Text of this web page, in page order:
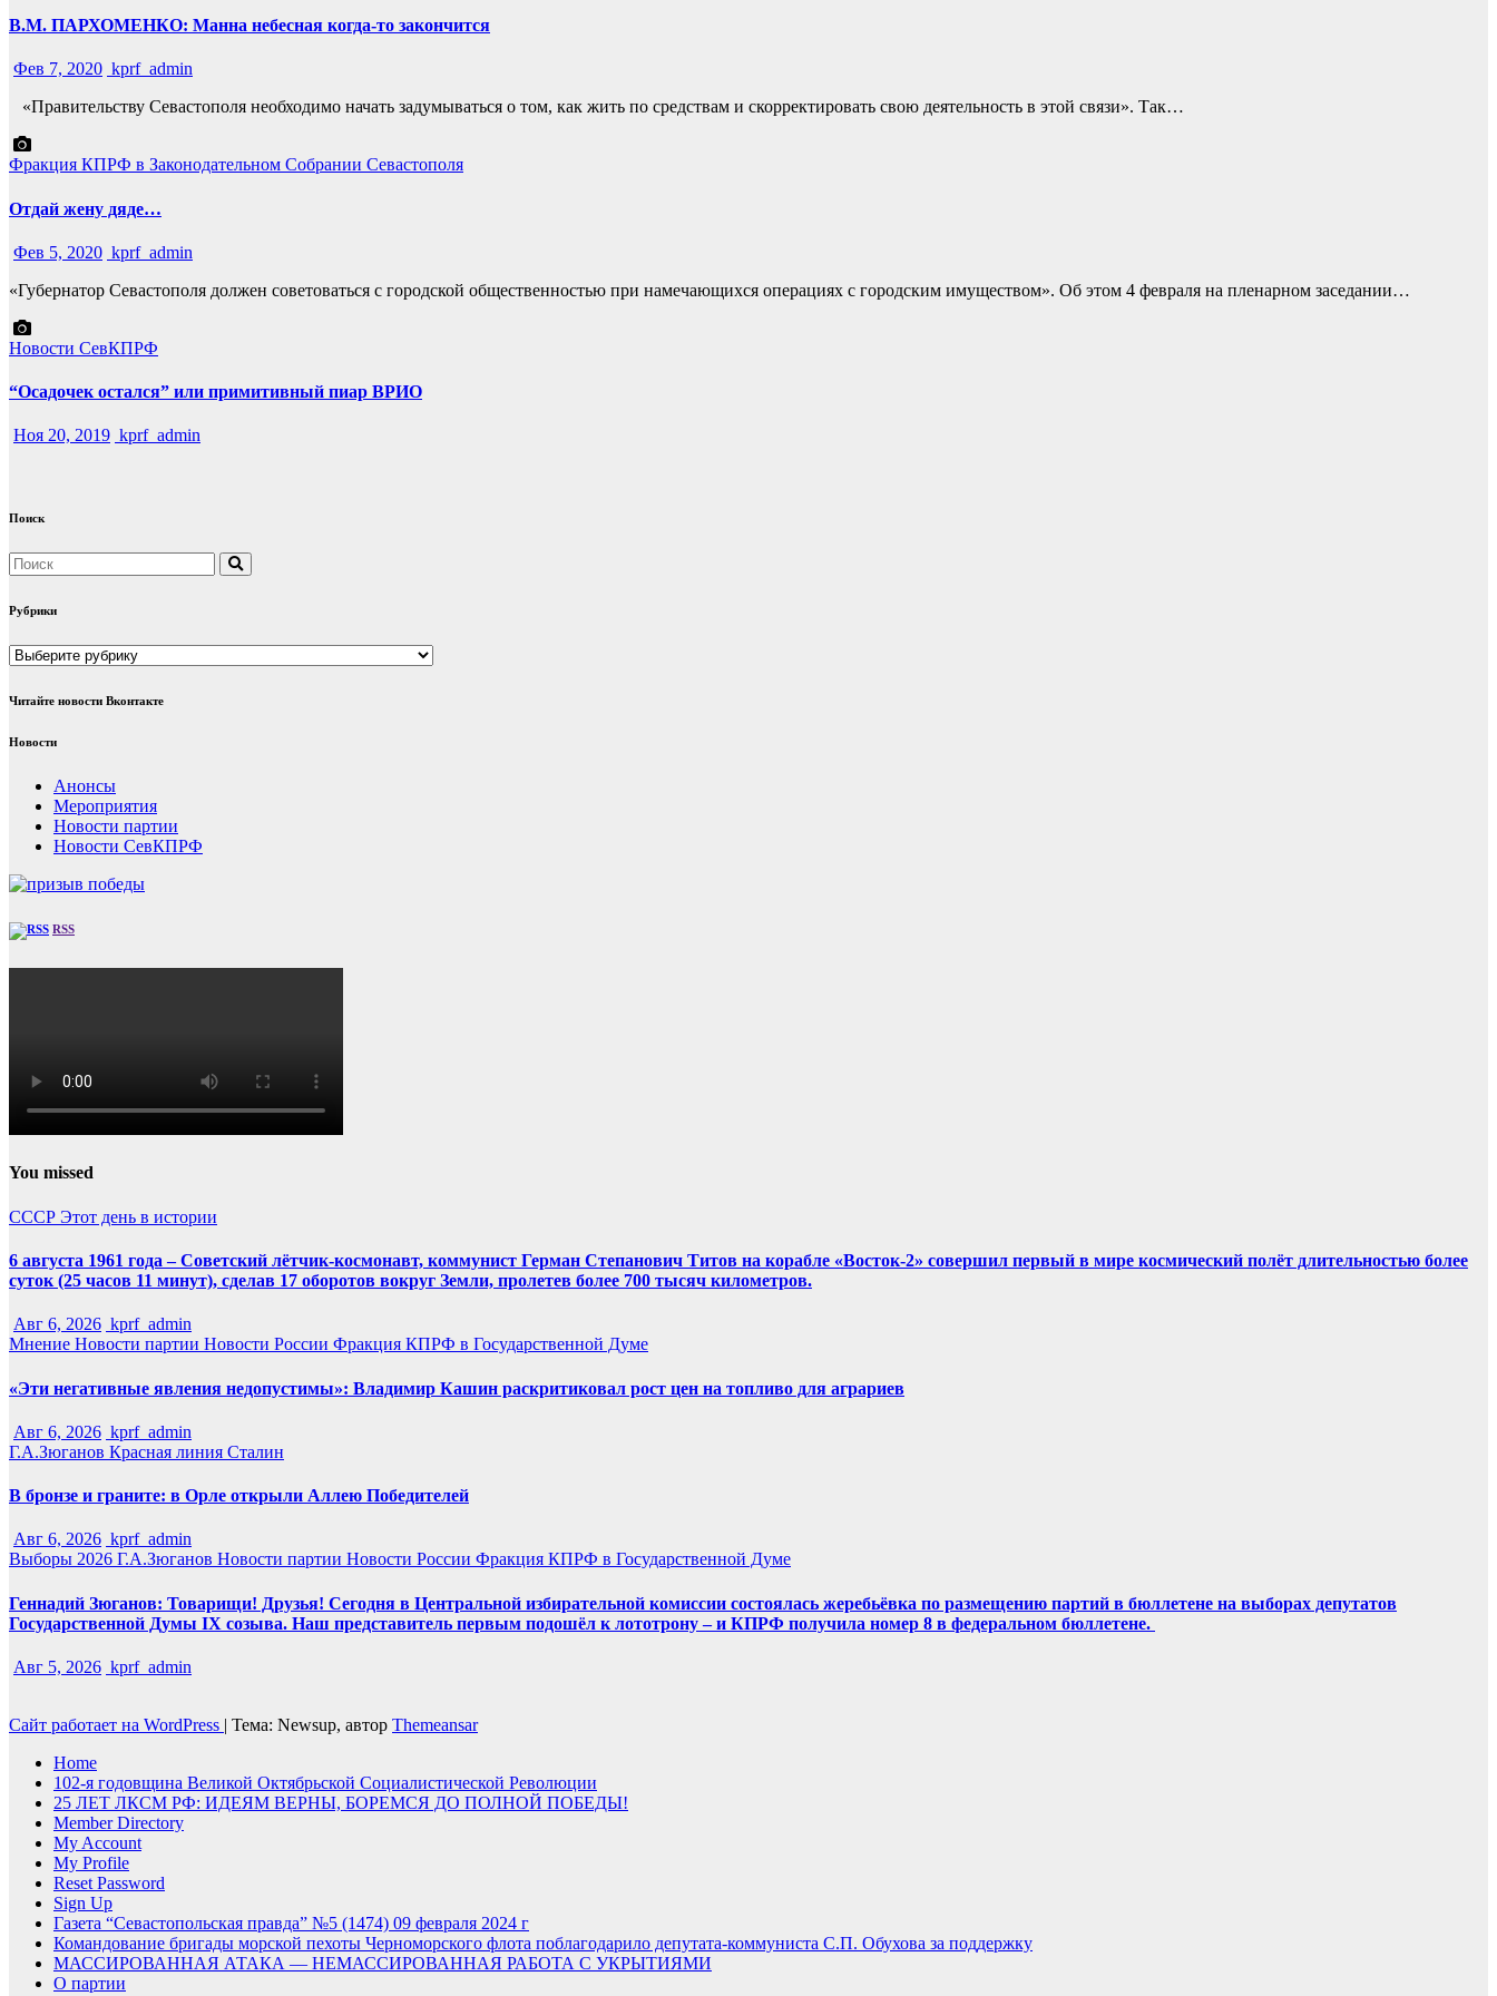
В.М. ПАРХОМЕНКО: Манна небесная когда-то закончится
Фев 7, 2020 kprf_admin
«Правительству Севастополя необходимо начать задумываться о том, как жить по средствам и скорректировать свою деятельность в этой связи». Так…
Фракция КПРФ в Законодательном Собрании Севастополя
Отдай жену дяде…
Фев 5, 2020 kprf_admin
«Губернатор Севастополя должен советоваться с городской общественностью при намечающихся операциях с городским имуществом». Об этом 4 февраля на пленарном заседании…
Новости СевКПРФ
“Осадочек остался” или примитивный пиар ВРИО
Ноя 20, 2019 kprf_admin
Поиск
Рубрики
Рубрики
Читайте новости Вконтакте
Новости
Анонсы
Мероприятия
Новости партии
Новости СевКПРФ
RSS
You missed
СССР Этот день в истории
6 августа 1961 года – Советский лётчик-космонавт, коммунист Герман Степанович Титов на корабле «Восток-2» совершил первый в мире космический полёт длительностью более
суток (25 часов 11 минут), сделав 17 оборотов вокруг Земли, пролетев более 700 тысяч километров.
Авг 6, 2026 kprf_admin
Мнение Новости партии Новости России Фракция КПРФ в Государственной Думе
«Эти негативные явления недопустимы»: Владимир Кашин раскритиковал рост цен на топливо для аграриев
Авг 6, 2026 kprf_admin
Г.А.Зюганов Красная линия Сталин
В бронзе и граните: в Орле открыли Аллею Победителей
Авг 6, 2026 kprf_admin
Выборы 2026 Г.А.Зюганов Новости партии Новости России Фракция КПРФ в Государственной Думе
Геннадий Зюганов: Товарищи! Друзья! Сегодня в Центральной избирательной комиссии состоялась жеребьёвка по размещению партий в бюллетене на выборах депутатов
Государственной Думы IX созыва. Наш представитель первым подошёл к лототрону – и КПРФ получила номер 8 в федеральном бюллетене.
Авг 5, 2026 kprf_admin
Сайт работает на WordPress | Тема: Newsup, автор Themeansar
Home
102-я годовщина Великой Октябрьской Социалистической Революции
25 ЛЕТ ЛКСМ РФ: ИДЕЯМ ВЕРНЫ, БОРЕМСЯ ДО ПОЛНОЙ ПОБЕДЫ!
Member Directory
My Account
My Profile
Reset Password
Sign Up
Газета “Севастопольская правда” №5 (1474) 09 февраля 2024 г
Командование бригады морской пехоты Черноморского флота поблагодарило депутата-коммуниста С.П. Обухова за поддержку
МАССИРОВАННАЯ АТАКА — НЕМАССИРОВАННАЯ РАБОТА С УКРЫТИЯМИ
О партии